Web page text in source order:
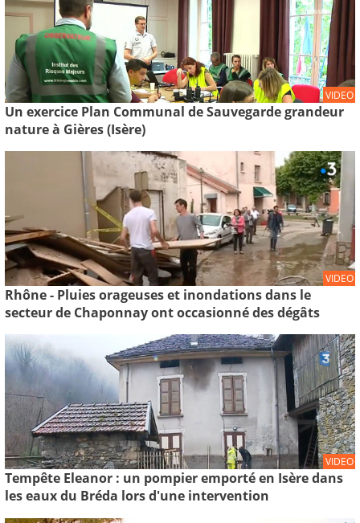
VIDEO
Un exercice Plan Communal de Sauvegarde grandeur
nature à Gières (Isère)
VIDEO
Rhône - Pluies orageuses et inondations dans le
secteur de Chaponnay ont occasionné des dégâts
VIDEO
Tempête Eleanor : un pompier emporté en Isère dans
les eaux du Bréda lors d'une intervention